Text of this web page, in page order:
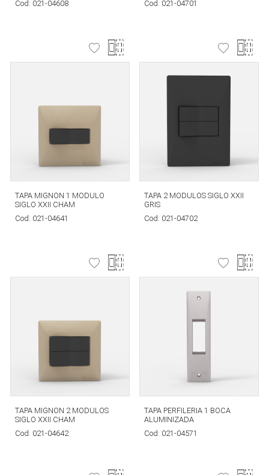
Cod: 021-04608 Cod: 021-04701
TAPA MIGNON 1 MODULO
SIGLO XXII CHAM
Cod: 021-04641
TAPA 2 MODULOS SIGLO XXII
GRIS
Cod: 021-04702
TAPA MIGNON 2 MODULOS
SIGLO XXII CHAM
Cod: 021-04642
TAPA PERFILERIA 1 BOCA
ALUMINIZADA
Cod: 021-04571